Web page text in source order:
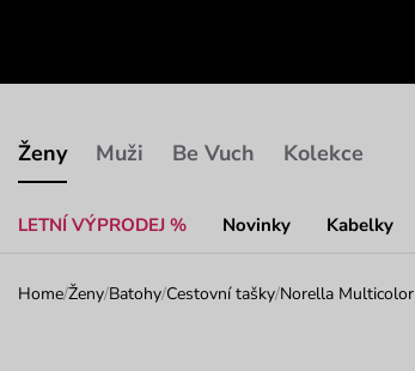
Ženy
LETNÍ VÝPRODEJ % Novinky Kabelky
Muži Be Vuch Kolekce
Home/Ženy/Batohy/Cestovní tašky/Norella Multicolor